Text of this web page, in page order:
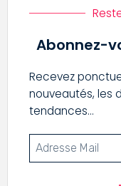
Abonnez-
Recevez
nouveautés, les
tendances…